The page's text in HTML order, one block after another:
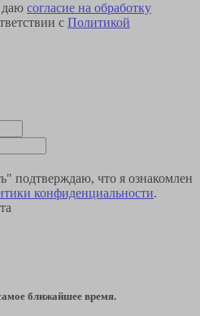
даю согласие на обработку
с Политикой
подтверждаю, что я ознакомлен
конфиденциальности.
ближайшее время.